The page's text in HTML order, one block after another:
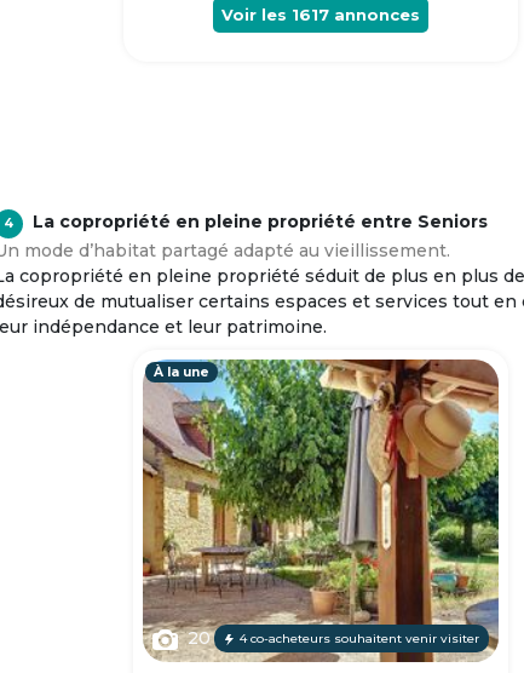
Voir les 1617 annonces
4
La copropriété en pleine propriété entre Seniors
mode d’habitat partagé adapté au vieillissement.
copropriété en pleine propriété séduit de plus en plus
de mutualiser certains espaces et services tout en
indépendance et leur patrimoine.
À la une
20 4 co-acheteurs souhaitent venir visiter